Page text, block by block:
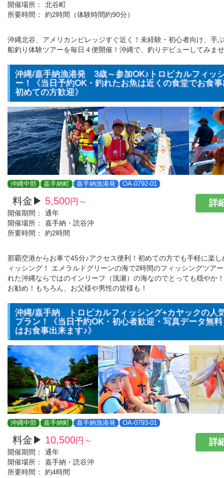
開催場所：
北谷町
所要時間：
約2時間（体験時間約90分）
沖縄北谷、アメリカンビレッジすぐ近く！未経験・初心者向け、手
船釣り体験ツアーを毎日４便開催！沖縄で、釣りデビューしてみま
沖縄/嘉手納漁港発 3歳～参加OK♪トロピカルフィッ
ー！《当日予約OK・釣れたお魚は近くの食堂でお食
初めての方歓迎》
沖縄中部 嘉手納町 嘉手納漁港発 OA-0792-01
料金▶ 5,500円～
開催期間：
通年
開催場所：
嘉手納・読谷沖
所要時間：
約2時間
詳
那覇空港からお車で45分♪アクセス便利！初めての方でも手軽に楽
ィッシング！ エメラルドグリーンの海で2時間のフィッシングツア
れた沖縄ならではのインリーフ（浅瀬）の海なのでとっても穏やか
お勧め！もちろん、お父様や男性の皆様も！
沖縄/嘉手納 トロピカルフィッシング+カヤックの人
プラン！《当日予約OK・初心者歓迎・写真データ無
はお食事出来ます♪》
沖縄中部 嘉手納町 嘉手納漁港発 OA-0793-01
料金▶ 10,500円～
開催期間：
通年
開催場所：
嘉手納・読谷沖
所要時間：
約4時間
詳